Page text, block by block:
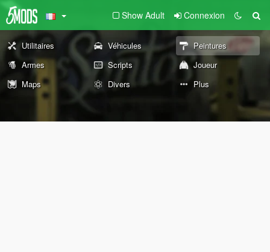
Show Adult Connexion
Utilitaires Véhicules
Peintures
Armes
Scripts
Joueur
Maps
Divers Plus